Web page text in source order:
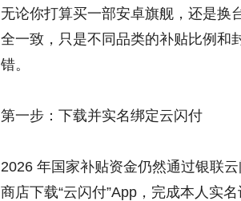
无论你打算买一部安卓旗舰，还是换
全一致，只是不同品类的补贴比例和
错。
第一步：下载并实名绑定云闪付
2026 年国家补贴资金仍然通过银联
商店下载“云闪付”App，完成本人实